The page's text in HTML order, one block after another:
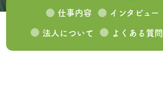
仕事内容 インタビュー
法人について よくある質問